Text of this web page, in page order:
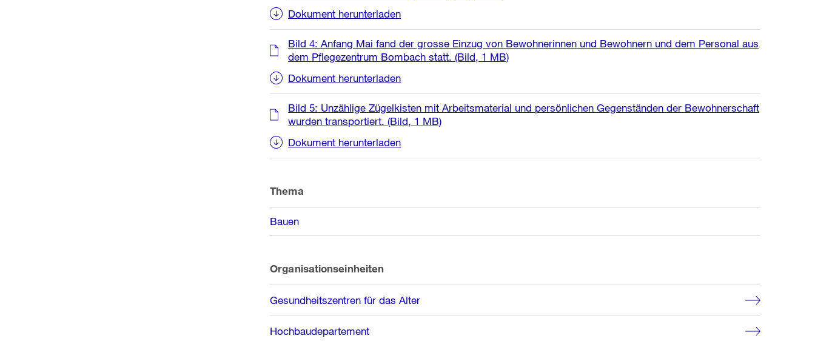
Dokument herunterladen
Bild 4: Anfang Mai fand der grosse Einzug von Bewohnerinnen und Bewohnern und dem Personal aus
dem Pflegezentrum Bombach statt. (Bild, 1 MB)
Dokument herunterladen
Bild 5: Unzählige Zügelkisten mit Arbeitsmaterial und persönlichen Gegenständen der Bewohnerschaft
wurden transportiert. (Bild, 1 MB)
Dokument herunterladen
Thema
Bauen
Organisationseinheiten
Gesundheitszentren für das Alter
Hochbaudepartement